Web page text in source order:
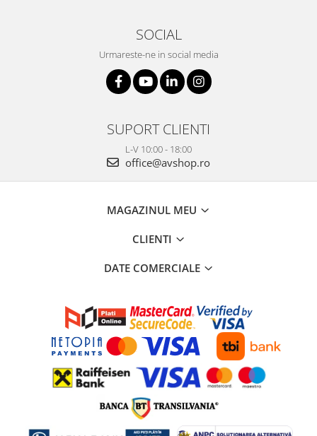
SOCIAL
Urmareste-ne in social media
SUPORT CLIENTI
L-V 10:00 - 18:00
office@avshop.ro
MAGAZINUL MEU
CLIENTI
DATE COMERCIALE